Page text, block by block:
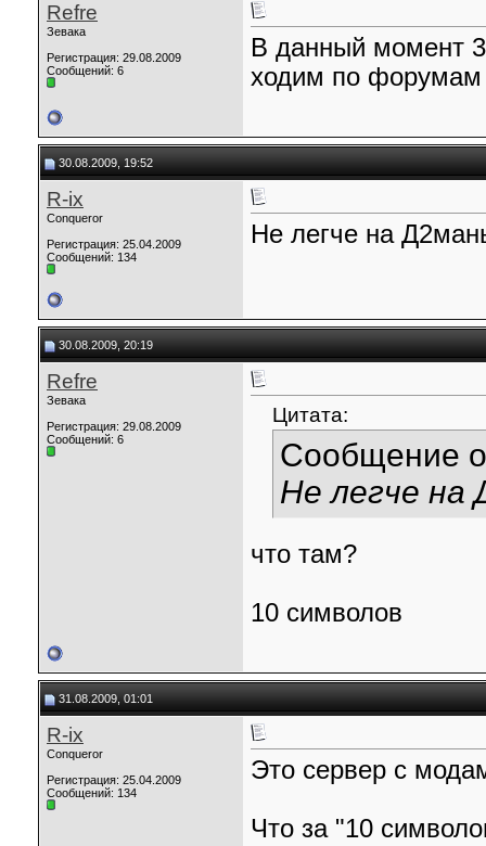
Refre
Зевака
Регистрация: 29.08.2009
Сообщений: 6
В данный момент 3
ходим по форумам
30.08.2009, 19:52
R-ix
Conqueror
Регистрация: 25.04.2009
Сообщений: 134
Не легче на
30.08.2009, 20:19
Refre
Зевака
Регистрация: 29.08.2009
Сообщений: 6
Цитата:
Сообщение
Не легче на
что там?
10 символов
31.08.2009, 01:01
R-ix
Conqueror
Регистрация: 25.04.2009
Сообщений: 134
Это сервер с
Что за "10